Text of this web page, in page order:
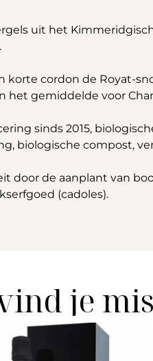
uit het
korte cordon de Royat-
het gemiddelde voor
sinds 2015,
biologische compost,
door de aanplant van
(cadoles).
je